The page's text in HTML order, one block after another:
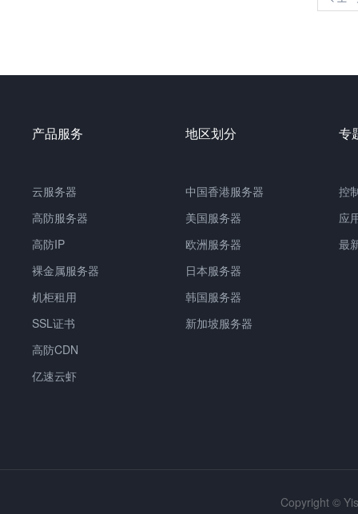
产品服务
云服务器
高防服务器
高防IP
裸金属服务器
机柜租用
SSL证书
高防CDN
亿速云虾
地区划分
中国香港服务器
美国服务器
欧洲服务器
日本服务器
韩国服务器
新加坡服务器
专
控
应
最
Copyright ©